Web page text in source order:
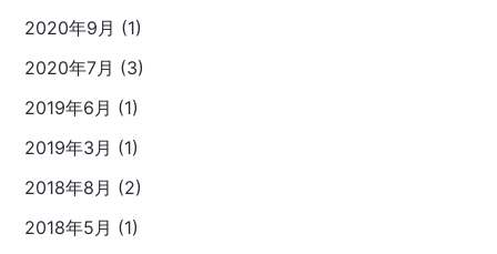
2020年9月 (1)
2020年7月 (3)
2019年6月 (1)
2019年3月 (1)
2018年8月 (2)
2018年5月 (1)